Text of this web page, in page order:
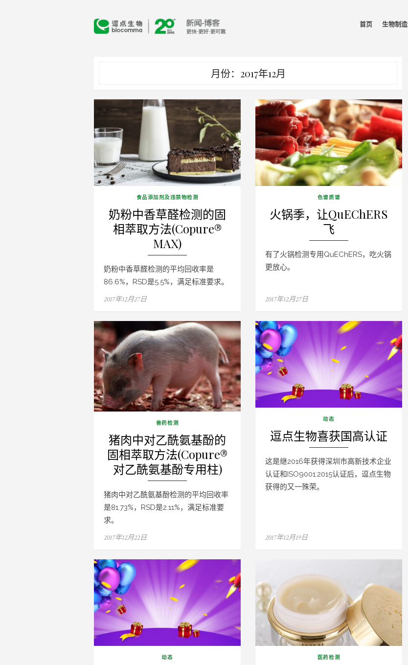
首页 生物制造
月份：2017年12月
食品添加剂及违禁物检测
奶粉中香草醛检测的固
相萃取方法(Copure®
MAX)
奶粉中香草醛检测的平均回收率是
86.6%，RSD是5.5%，满足标准要求。
Posted
2017年12月27日
色谱质谱
火锅季，让QuEChERS
飞
有了火锅检测专用QuEChERS，吃火锅
更放心。
Posted
2017年12月27日
兽药检测
猪肉中对乙酰氨基酚的
固相萃取方法(Copure®
对乙酰氨基酚专用柱)
猪肉中对乙酰氨基酚检测的平均回收率
是81.73%，RSD是2.11%，满足标准要
求。
Posted
2017年12月22日
动态
逗点生物喜获国高认证
这是继2016年获得深圳市高新技术企业
认证和ISO9001:2015认证后，逗点生物
获得的又一殊荣。
Posted
2017年12月19日
动态 医药检测